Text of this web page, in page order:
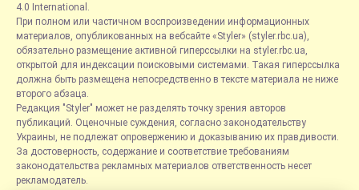
4.0 International.
При полном или частичном воспроизведении информационных
материалов, опубликованных на вебсайте «Styler» (styler.rbc.ua),
обязательно размещение активной гиперссылки на styler.rbc.ua,
открытой для индексации поисковыми системами. Такая гиперссылка
должна быть размещена непосредственно в тексте материала не ниже
второго абзаца.
Редакция "Styler" может не разделять точку зрения авторов
публикаций. Оценочные суждения, согласно законодательству
Украины, не подлежат опровержению и доказыванию их правдивости.
За достоверность, содержание и соответствие требованиям
законодательства рекламных материалов ответственность несет
рекламодатель.